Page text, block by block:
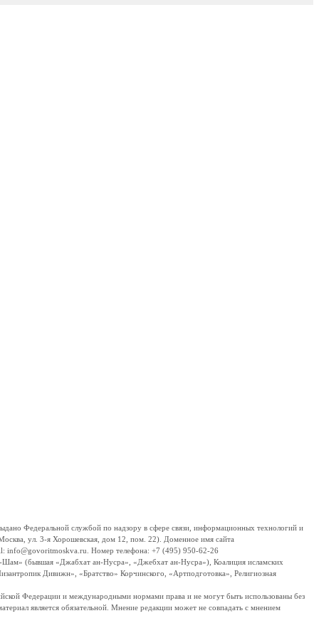
Федеральной службой по надзору в сфере связи, информационных технологий и
ул. 3-я Хорошевская, дом 12, пом. 22). Доменное имя сайта
info@govoritmoskva.ru. Номер телефона: +7 (495) 950-62-26
Шам» (бывшая «Джабхат ан-Нусра», «Джебхат ан-Нусра»), Коалиция исламских
Дивижн», «Братство» Корчинского, «Артподготовка», Религиозная
Федерации и международными нормами права и не могут быть использованы без
является обязательной. Мнение редакции может не совпадать с мнением